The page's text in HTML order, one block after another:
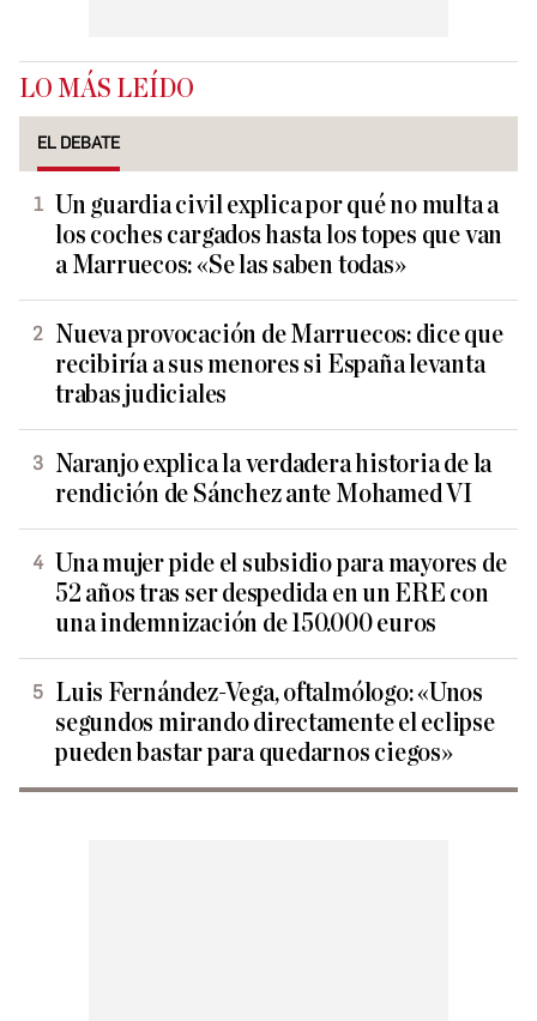
LO MÁS LEÍDO
EL DEBATE
Un guardia civil explica por qué no multa a
los coches cargados hasta los topes que van
a Marruecos: «Se las saben todas»
Nueva provocación de Marruecos: dice que
recibiría a sus menores si España levanta
trabas judiciales
Naranjo explica la verdadera historia de la
rendición de Sánchez ante Mohamed VI
Una mujer pide el subsidio para mayores de
52 años tras ser despedida en un ERE con
una indemnización de 150.000 euros
Luis Fernández-Vega, oftalmólogo: «Unos
segundos mirando directamente el eclipse
pueden bastar para quedarnos ciegos»